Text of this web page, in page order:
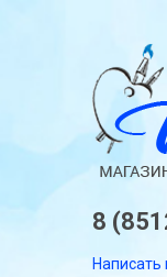
8
Написать